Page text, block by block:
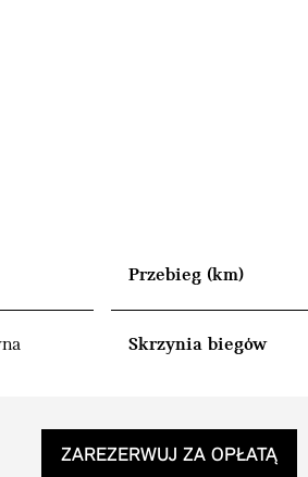
Przebieg (km)
Skrzynia biegów
ZAREZERWUJ ZA OPŁATĄ